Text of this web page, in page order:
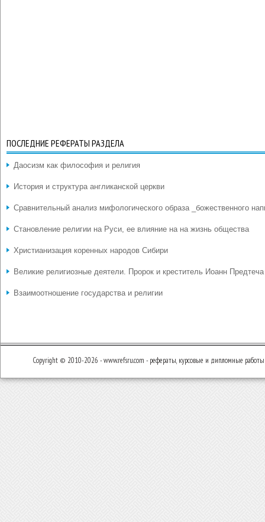
ПОСЛЕДНИЕ РЕФЕРАТЫ РАЗДЕЛА
Даосизм как философия и религия
История и структура англиканской церкви
Сравнительный анализ мифологического образа _божественного
Становление религии на Руси, ее влияние на на жизнь общества
Христианизация коренных народов Сибири
Великие религиозные деятели. Пророк и креститель Иоанн Предтеча
Взаимоотношение государства и религии
Copyright © 2010-2026 - www.refsru.com - рефераты, курсовые и дипломные работы